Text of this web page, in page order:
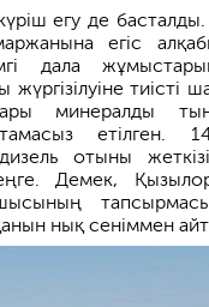
егу де
егіс
дала
жүргізілуіне тиісті
минералды
етілген.
отыны
Демек,
нық сеніммен